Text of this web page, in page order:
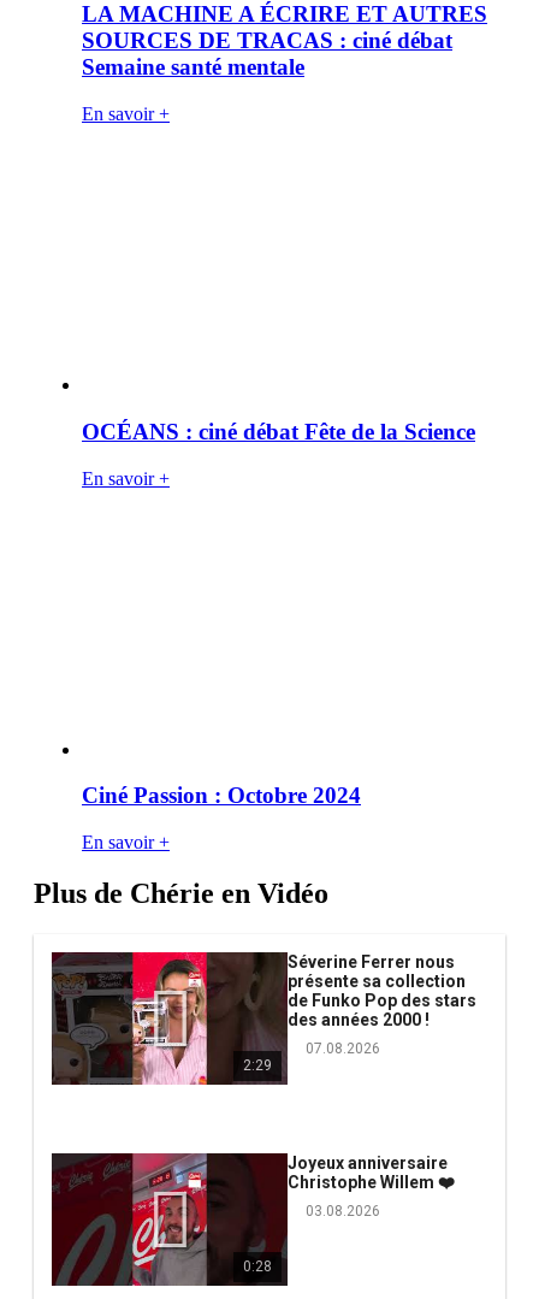
LA MACHINE A ÉCRIRE ET AUTRES
SOURCES DE TRACAS : ciné débat
Semaine santé mentale
En savoir +
OCÉANS : ciné débat Fête de la Science
En savoir +
Ciné Passion : Octobre 2024
En savoir +
Plus de Chérie en Vidéo
2:29
Séverine Ferrer nous
présente sa collection
de Funko Pop des stars
des années 2000 !
07.08.2026
0:28
Joyeux anniversaire
Christophe Willem ❤️
03.08.2026